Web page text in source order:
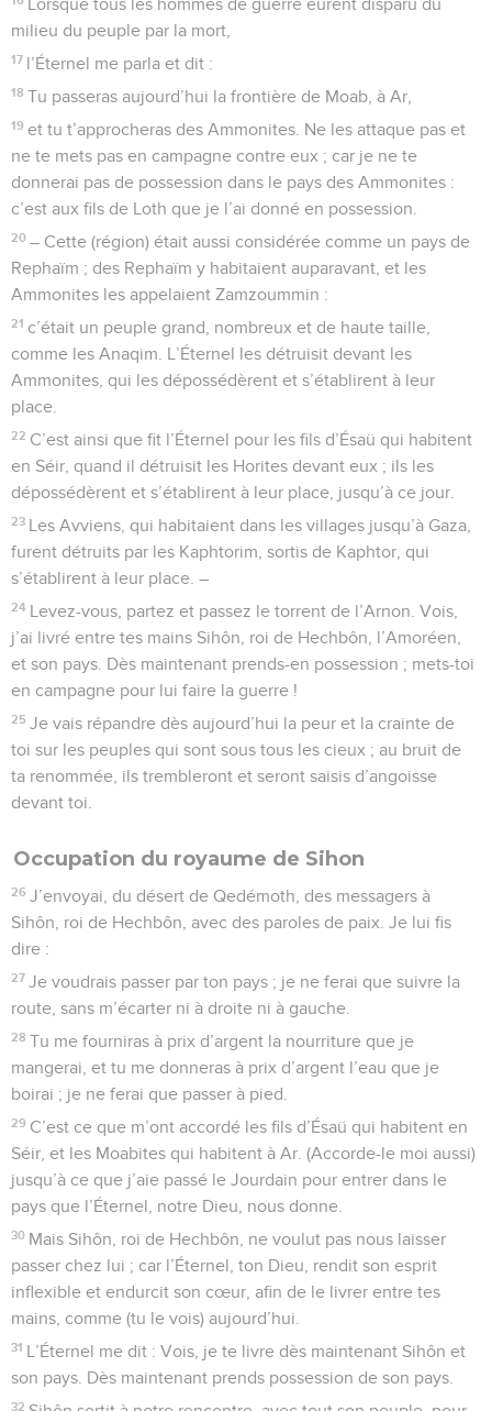
Lorsque tous les hommes de guerre eurent disparu du
milieu du peuple par la mort,
17 l’Éternel me parla et dit :
18 Tu passeras aujourd’hui la frontière de Moab, à Ar,
19 et tu t’approcheras des Ammonites. Ne les attaque pas et
ne te mets pas en campagne contre eux ; car je ne te
donnerai pas de possession dans le pays des Ammonites :
c’est aux fils de Loth que je l’ai donné en possession.
20 – Cette (région) était aussi considérée comme un pays de
Rephaïm ; des Rephaïm y habitaient auparavant, et les
Ammonites les appelaient Zamzoummin :
21 c’était un peuple grand, nombreux et de haute taille,
comme les Anaqim. L’Éternel les détruisit devant les
Ammonites, qui les dépossédèrent et s’établirent à leur
place.
22 C’est ainsi que fit l’Éternel pour les fils d’Ésaü qui habitent
en Séir, quand il détruisit les Horites devant eux ; ils les
dépossédèrent et s’établirent à leur place, jusqu’à ce jour.
23 Les Avviens, qui habitaient dans les villages jusqu’à Gaza,
furent détruits par les Kaphtorim, sortis de Kaphtor, qui
s’établirent à leur place. –
24 Levez-vous, partez et passez le torrent de l’Arnon. Vois,
j’ai livré entre tes mains Sihôn, roi de Hechbôn, l’Amoréen,
et son pays. Dès maintenant prends-en possession ; mets-toi
en campagne pour lui faire la guerre !
25 Je vais répandre dès aujourd’hui la peur et la crainte de
toi sur les peuples qui sont sous tous les cieux ; au bruit de
ta renommée, ils trembleront et seront saisis d’angoisse
devant toi.
Occupation du royaume de Sihon
26 J’envoyai, du désert de Qedémoth, des messagers à
Sihôn, roi de Hechbôn, avec des paroles de paix. Je lui fis
dire :
27 Je voudrais passer par ton pays ; je ne ferai que suivre la
route, sans m’écarter ni à droite ni à gauche.
28 Tu me fourniras à prix d’argent la nourriture que je
mangerai, et tu me donneras à prix d’argent l’eau que je
boirai ; je ne ferai que passer à pied.
29 C’est ce que m’ont accordé les fils d’Ésaü qui habitent en
Séir, et les Moabites qui habitent à Ar. (Accorde-le moi aussi)
jusqu’à ce que j’aie passé le Jourdain pour entrer dans le
pays que l’Éternel, notre Dieu, nous donne.
30 Mais Sihôn, roi de Hechbôn, ne voulut pas nous laisser
passer chez lui ; car l’Éternel, ton Dieu, rendit son esprit
inflexible et endurcit son cœur, afin de le livrer entre tes
mains, comme (tu le vois) aujourd’hui.
31 L’Éternel me dit : Vois, je te livre dès maintenant Sihôn et
son pays. Dès maintenant prends possession de son pays.
32